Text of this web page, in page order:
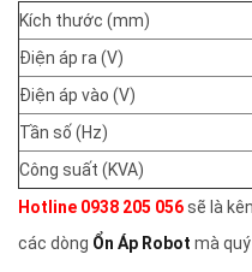
Kích thước (mm)
Điện áp ra (V)
Điện áp vào (V)
Tần số (Hz)
Công suất (KVA)
Hotline 0938 205 056sẽ là
các dòng Ổn Áp Robot mà